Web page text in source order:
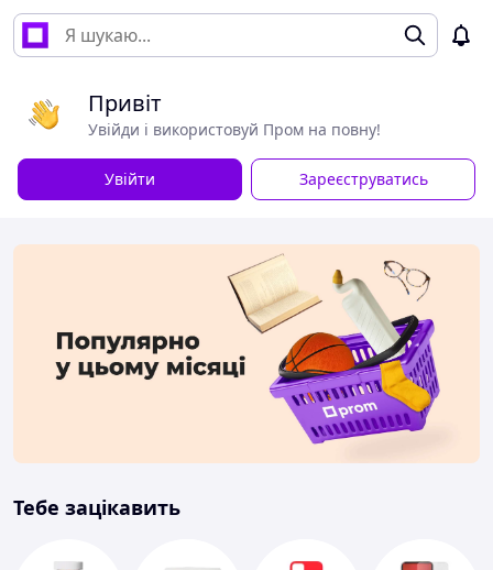
Привіт
Увійди і використовуй Пром на повну!
Увійти Зареєструватись
Тебе зацікавить